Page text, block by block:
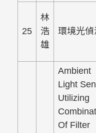
25
林
浩
雄
環境光偵
Ambient
Light
Utilizing
Of Filter